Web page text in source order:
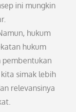
ini mungkin
hukum
hukum
pembentukan
simak lebih
relevansinya